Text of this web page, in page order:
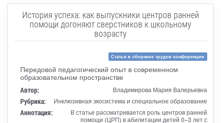
История успеха: как выпускники центров ранней
помощи догоняют сверстников к школьному
возрасту
Статья в сборнике трудов конференции
Передовой педагогический опыт в современном
образовательном пространстве
Автор: Владимирова Мария Валерьевна
Рубрика: Инклюзивная экосистема и специальное образование
Аннотация:
В статье рассматривается роль центров ранней
помощи (ЦРП) в абилитации детей 0–3 лет с